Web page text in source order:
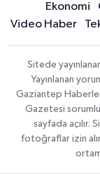
Ekonomi
Video Haber
Sitede
Yayınlanan
Gaziantep
Gazetesi
sayfada açılır.
fotoğraflar izin